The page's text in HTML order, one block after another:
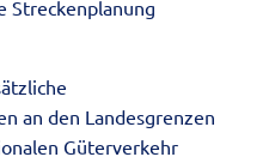
Streckenplanung
an den Landesgrenzen
Güterverkehr